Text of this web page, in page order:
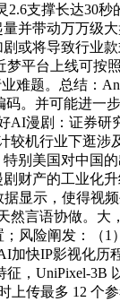
支撑长达30
并带动万万级
或将导致行业
平台上线可
题。总结：
。并可能进
漫剧：证券
机行业下逛
别美国对中国
财产的工业化
示，使得视
言语协做。
险阐发：（
快IP影视化
UniPixel-3B
传最多 12